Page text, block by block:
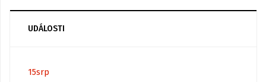
UDÁLOSTI
15srp